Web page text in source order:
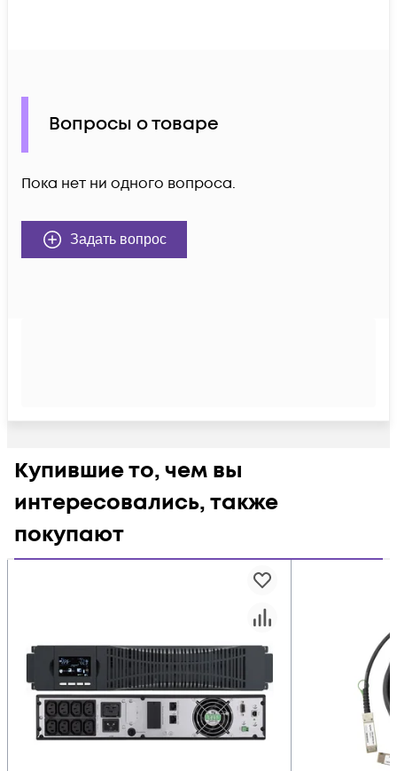
Вопросы о товаре
Пока нет ни одного вопроса.
Задать вопрос
Купившие то, чем вы
интересовались, также
покупают